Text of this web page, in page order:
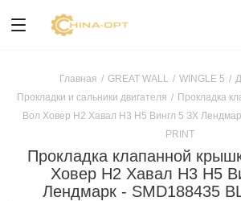
Главная / GREAT WALL / WINGLE 5 /
Прокладки и сальники двигателя / Прокладка
Вол Ховер H2 Хавал H3 Н5 Вингл 5 ЗХ
PRINT
Прокладка клапанной
Ховер H2 Хавал H3 Н5
Лендмарк - SMD188435